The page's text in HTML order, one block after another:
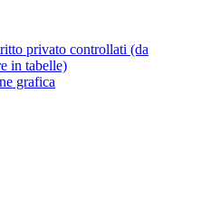
privato controllati (da
in tabelle)
grafica